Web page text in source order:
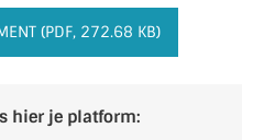
(PDF, 272.68 KB)
hier je platform: